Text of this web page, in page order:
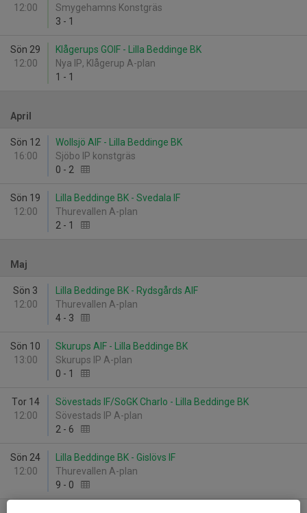
12:00
Smygehamns Konstgräs
3 - 1
Sön 29
12:00
Klågerups GOIF - Lilla Beddinge BK
Nya IP, Klågerup A-plan
1 - 1
April
Sön 12
16:00
Wollsjö AIF - Lilla Beddinge BK
Sjöbo IP konstgräs
0 - 2
Sön 19
12:00
Lilla Beddinge BK - Svedala IF
Thurevallen A-plan
2 - 1
Maj
Sön 3
12:00
Lilla Beddinge BK - Rydsgårds AIF
Thurevallen A-plan
4 - 3
Sön 10
13:00
Skurups AIF - Lilla Beddinge BK
Skurups IP A-plan
0 - 1
Tor 14
12:00
Sövestads IF/SoGK Charlo - Lilla Beddinge BK
Sövestads IP A-plan
2 - 6
Sön 24
12:00
Lilla Beddinge BK - Gislövs IF
Thurevallen A-plan
9 - 0